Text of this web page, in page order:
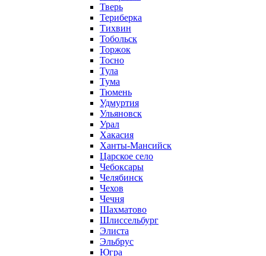
Тверь
Териберка
Тихвин
Тобольск
Торжок
Тосно
Тула
Тума
Тюмень
Удмуртия
Ульяновск
Урал
Хакасия
Ханты-Мансийск
Царское село
Чебоксары
Челябинск
Чехов
Чечня
Шахматово
Шлиссельбург
Элиста
Эльбрус
Югра